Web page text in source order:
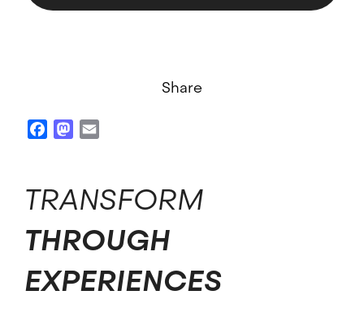
Share
FacebookMastodon
TRANSFORM
THROUGH
EXPERIENCES